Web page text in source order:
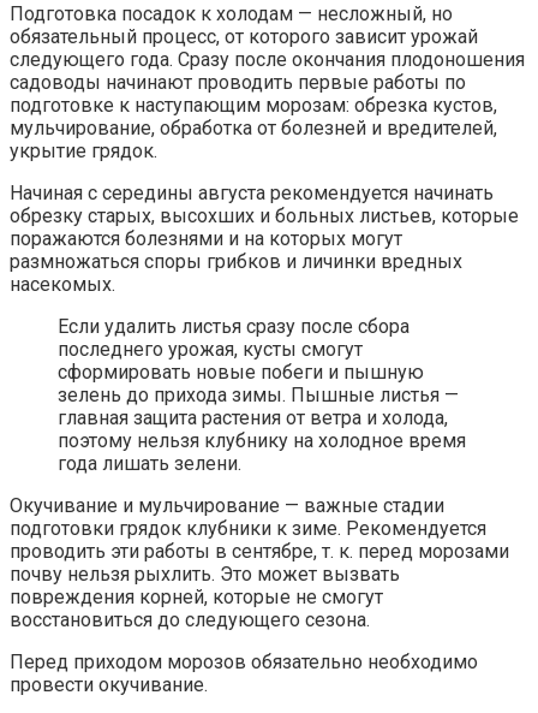
Подготовка посадок к холодам — несложный, но
обязательный процесс, от которого зависит урожай
следующего года. Сразу после окончания плодоношения
садоводы начинают проводить первые работы по
подготовке к наступающим морозам: обрезка кустов,
мульчирование, обработка от болезней и вредителей,
укрытие грядок.
Начиная с середины августа рекомендуется начинать
обрезку старых, высохших и больных листьев, которые
поражаются болезнями и на которых могут
размножаться споры грибков и личинки вредных
насекомых.
Если удалить листья сразу после сбора
последнего урожая, кусты смогут
сформировать новые побеги и пышную
зелень до прихода зимы. Пышные листья —
главная защита растения от ветра и холода,
поэтому нельзя клубнику на холодное время
года лишать зелени.
Окучивание и мульчирование — важные стадии
подготовки грядок клубники к зиме. Рекомендуется
проводить эти работы в сентябре, т. к. перед морозами
почву нельзя рыхлить. Это может вызвать
повреждения корней, которые не смогут
восстановиться до следующего сезона.
Перед приходом морозов обязательно необходимо
провести окучивание.